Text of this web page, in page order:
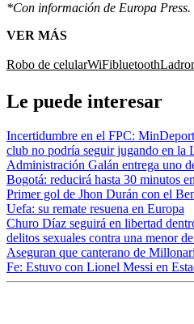
*Con información de Europa Press.
VER MÁS
Robo de celularWiFibluetooth
Le puede interesar
Incertidumbre en el FPC:
club no podría seguir jugando en la
Administración Galán entrega uno
Bogotá: reducirá hasta 30 minutos
Primer gol de Jhon Durán con el
Uefa: su remate resuena en Europa
Churo Díaz seguirá en libertad
delitos sexuales contra una menor
Aseguran que canterano de
Fe: Estuvo con Lionel Messi en